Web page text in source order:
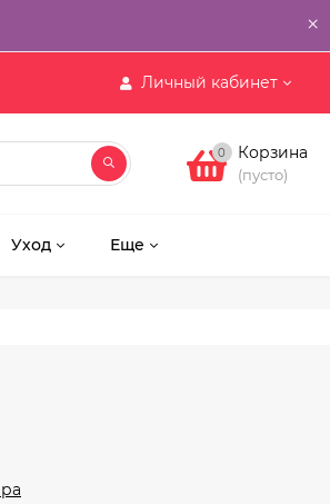
×
Личный кабинет
0 Корзина
(пусто)
Уход Еще